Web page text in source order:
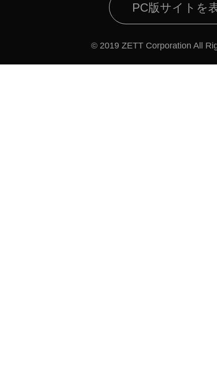
PC版サイトを
© 2019 ZETT Corporation All